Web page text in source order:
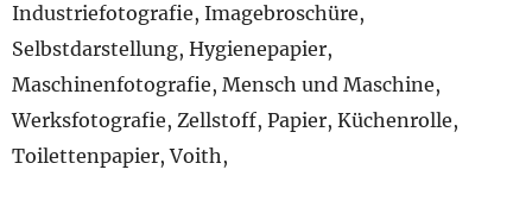
Industriefotografie, Imagebroschüre,
Selbstdarstellung, Hygienepapier,
Maschinenfotografie, Mensch und Maschine,
Werksfotografie, Zellstoff, Papier, Küchenrolle,
Toilettenpapier, Voith,